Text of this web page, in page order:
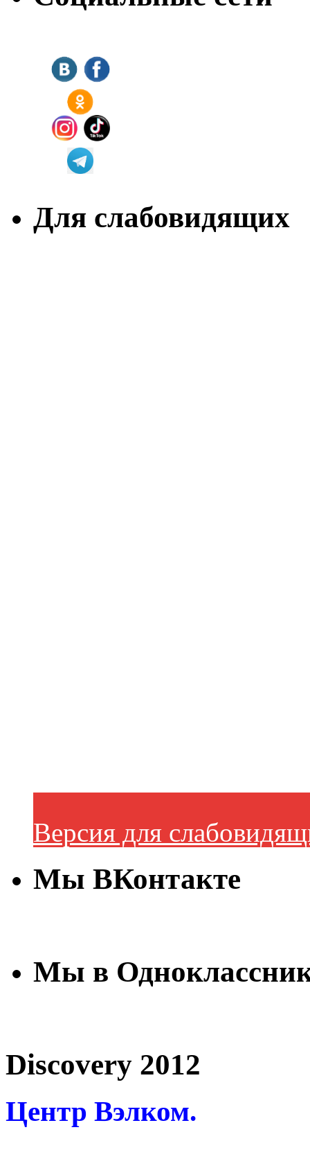
Для слабовидящих
Версия для
Мы ВКонтакте
Мы в
Discovery 2012
Центр Вэлком.